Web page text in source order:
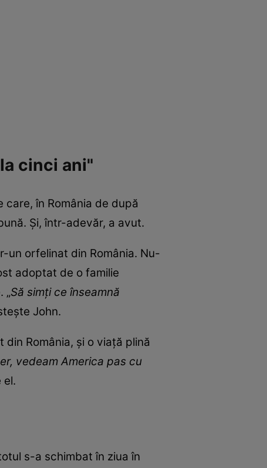
cinci ani"
în România de după
Și, într-adevăr, a avut.
un orfelinat din România. Nu-
adoptat de o familie
„Să simți ce înseamnă
John.
România, și o viață plină
vedeam America pas cu
el.
s-a schimbat în ziua în